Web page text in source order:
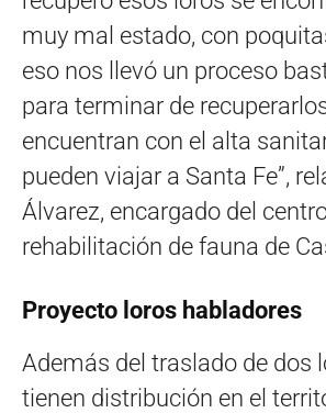
muy mal estado, con
eso nos llevó un proceso
para terminar de
encuentran con el alta
pueden viajar a Santa Fe”,
Álvarez, encargado del
rehabilitación de fauna de
Proyecto loros habladores
Además del traslado de dos
tienen distribución en el